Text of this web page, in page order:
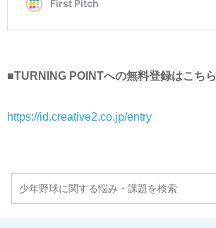
■TURNING POINTへの無料登録はこちら
https://id.creative2.co.jp/entry